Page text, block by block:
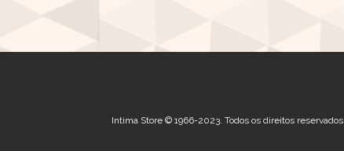
Intima Store © 1966-2023. Todos os direitos reservados